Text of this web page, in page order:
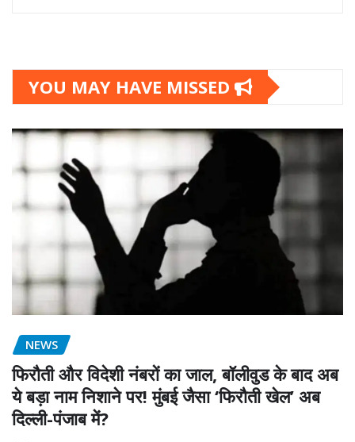
YOU MAY HAVE MISSED
NEWS
फिरौती और विदेशी नंबरों का जाल, बॉलीवुड के बाद अब
ये बड़ा नाम निशाने पर! मुंबई जैसा ‘फिरौती खेल’ अब
दिल्ली-पंजाब में?